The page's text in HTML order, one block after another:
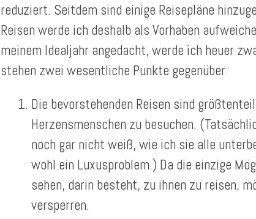
reduziert. Seitdem sind einige Reisepläne
Reisen werde ich deshalb als Vorhaben
meinem Idealjahr angedacht, werde ich heuer
stehen zwei wesentliche Punkte gegenüber:
Die bevorstehenden Reisen sind
Herzensmenschen zu besuchen.
noch gar nicht weiß, wie ich sie alle
wohl ein Luxusproblem.) Da die einzige
sehen, darin besteht, zu ihnen zu reisen,
versperren.